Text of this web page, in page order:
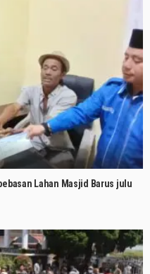
Lahan Masjid Barus julu